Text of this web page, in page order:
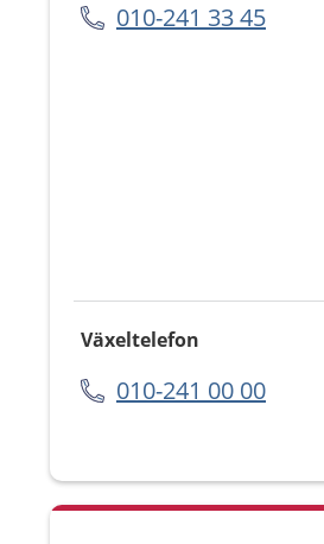
010-241 33 45
Växeltelefon
010-241 00 00